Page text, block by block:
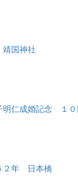
国神社
明仁成婚記念 １０
２年 日本橋